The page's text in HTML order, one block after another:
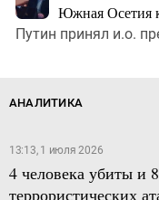
Южная Осетия
Путин принял и.о.
АНАЛИТИКА
13:13, 1 июля 2026
4 человека убиты и
террористических